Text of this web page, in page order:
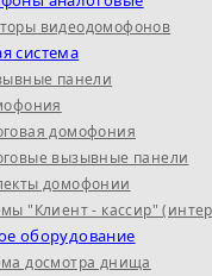
видеодомофонов
система
панели
домофония
вызывные панели
домофонии
"Клиент - кассир"
оборудование
досмотра днища